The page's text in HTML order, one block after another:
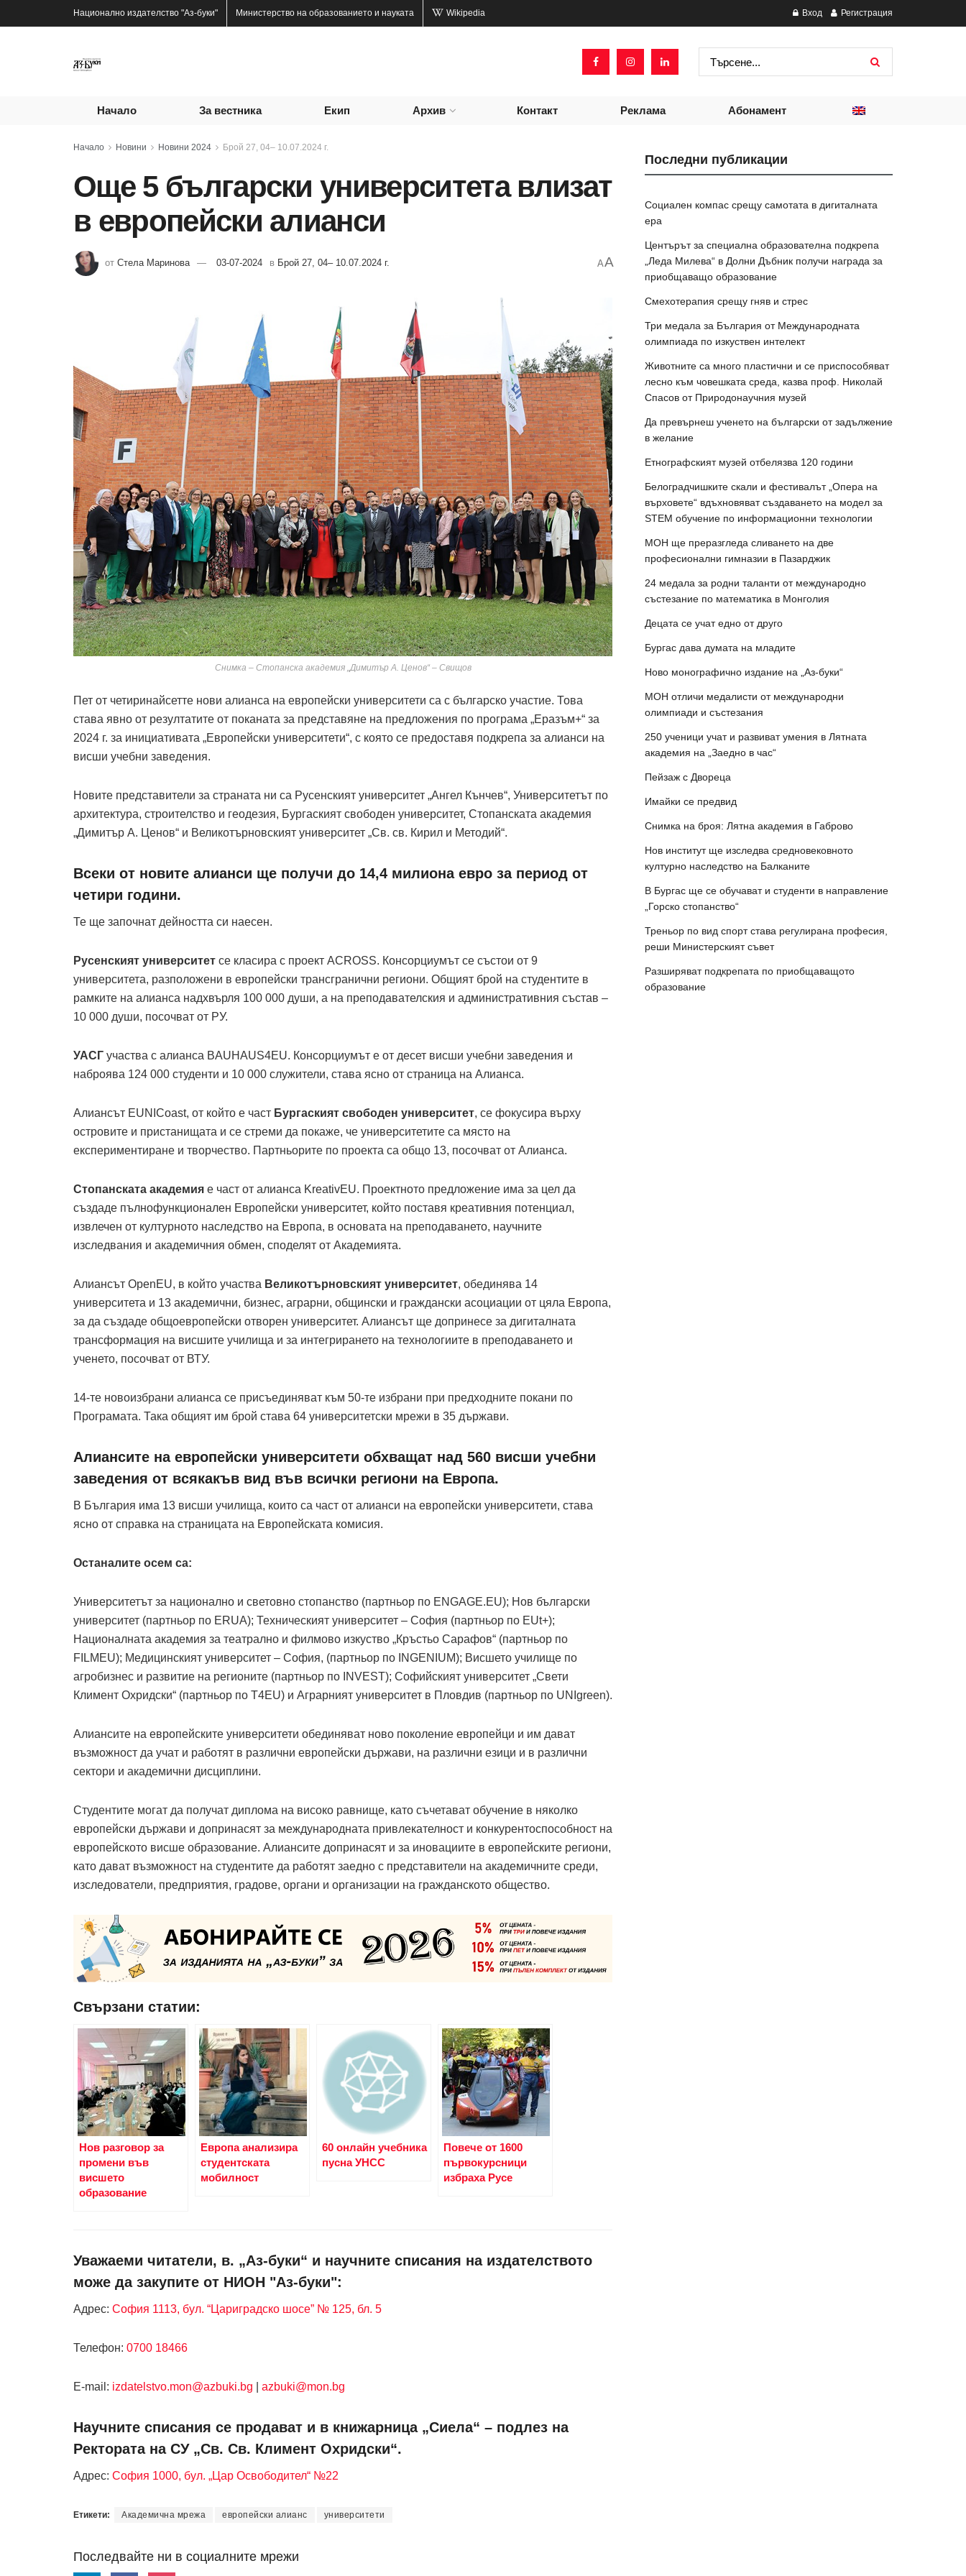
Национално издателство "Аз-буки" Министерство на образованието и науката Wikipedia Вход Регистрация
Начало За вестника Екип Архив Контакт Реклама Абонамент
Начало Новини Новини 2024 Брой 27, 04– 10.07.2024 г.
Още 5 български университета влизат
в европейски алианси
от Стела Маринова 03-07-2024 в Брой 27, 04– 10.07.2024 г. AA
Снимка – Стопанска академия „Димитър А. Ценов“ – Свищов
Пет от четиринайсетте нови алианса на европейски университети са с българско участие. Това
става явно от резултатите от поканата за представяне на предложения по програма „Еразъм+“ за
2024 г. за инициативата „Европейски университети“, с която се предоставя подкрепа за алианси на
висши учебни заведения.
Новите представители за страната ни са Русенският университет „Ангел Кънчев“, Университетът по
архитектура, строителство и геодезия, Бургаският свободен университет, Стопанската академия
„Димитър А. Ценов“ и Великотърновският университет „Св. св. Кирил и Методий“.
Всеки от новите алианси ще получи до 14,4 милиона евро за период от
четири години.
Те ще започнат дейността си наесен.
Русенският университет се класира с проект ACROSS. Консорциумът се състои от 9
университета, разположени в европейски трансгранични региони. Общият брой на студентите в
рамките на алианса надхвърля 100 000 души, а на преподавателския и административния състав –
10 000 души, посочват от РУ.
УАСГ участва с алианса BAUHAUS4EU. Консорциумът е от десет висши учебни заведения и
наброява 124 000 студенти и 10 000 служители, става ясно от страница на Алианса.
Алиансът EUNICoast, от който е част Бургаският свободен университет, се фокусира върху
островите и пристанищата и се стреми да покаже, че университетите са място на
експериментиране и творчество. Партньорите по проекта са общо 13, посочват от Алианса.
Стопанската академия е част от алианса KreativEU. Проектното предложение има за цел да
създаде пълнофункционален Европейски университет, който поставя креативния потенциал,
извлечен от културното наследство на Европа, в основата на преподаването, научните
изследвания и академичния обмен, споделят от Академията.
Алиансът OpenEU, в който участва Великотърновският университет, обединява 14
университета и 13 академични, бизнес, аграрни, общински и граждански асоциации от цяла Европа,
за да създаде общоевропейски отворен университет. Алиансът ще допринесе за дигиталната
трансформация на висшите училища и за интегрирането на технологиите в преподаването и
ученето, посочват от ВТУ.
14-те новоизбрани алианса се присъединяват към 50-те избрани при предходните покани по
Програмата. Така общият им брой става 64 университетски мрежи в 35 държави.
Алиансите на европейски университети обхващат над 560 висши учебни
заведения от всякакъв вид във всички региони на Европа.
В България има 13 висши училища, които са част от алианси на европейски университети, става
ясно от справка на страницата на Европейската комисия.
Останалите осем са:
Университетът за национално и световно стопанство (партньор по ENGAGE.EU); Нов български
университет (партньор по ERUA); Техническият университет – София (партньор по EUt+);
Националната академия за театрално и филмово изкуство „Кръстьо Сарафов“ (партньор по
FILMEU); Медицинският университет – София, (партньор по INGENIUM); Висшето училище по
агробизнес и развитие на регионите (партньор по INVEST); Софийският университет „Свети
Климент Охридски“ (партньор по T4EU) и Аграрният университет в Пловдив (партньор по UNIgreen).
Алиансите на европейските университети обединяват ново поколение европейци и им дават
възможност да учат и работят в различни европейски държави, на различни езици и в различни
сектори и академични дисциплини.
Студентите могат да получат диплома на високо равнище, като съчетават обучение в няколко
европейски държави и допринасят за международната привлекателност и конкурентоспособност на
европейското висше образование. Алиансите допринасят и за иновациите в европейските региони,
като дават възможност на студентите да работят заедно с представители на академичните среди,
изследователи, предприятия, градове, органи и организации на гражданското общество.
Свързани статии:
Нов разговор за
промени във
висшето
образование
Европа анализира
студентската
мобилност
60 онлайн учебника
пусна УНСС
Повече от 1600
първокурсници
избраха Русе
Уважаеми читатели, в. „Аз-буки“ и научните списания на издателството
може да закупите от НИОН "Аз-буки":
Адрес: София 1113, бул. “Цариградско шосе” № 125, бл. 5
Телефон: 0700 18466
Е-mail: izdatelstvo.mon@azbuki.bg azbuki@mon.bg
Научните списания се продават и в книжарница „Сиела“ – подлез на
Ректората на СУ „Св. Св. Климент Охридски“.
Адрес: София 1000, бул. „Цар Освободител“ №22
Етикети: Академична мрежа европейски алианс университети
Последвайте ни в социалните мрежи
Последни публикации
Социален компас срещу самотата в дигиталната
ера
Центърът за специална образователна подкрепа
„Леда Милева“ в Долни Дъбник получи награда за
приобщаващо образование
Смехотерапия срещу гняв и стрес
Три медала за България от Международната
олимпиада по изкуствен интелект
Животните са много пластични и се приспособяват
лесно към човешката среда, казва проф. Николай
Спасов от Природонаучния музей
Да превърнеш ученето на български от задължение
в желание
Етнографският музей отбелязва 120 години
Белоградчишките скали и фестивалът „Опера на
върховете“ вдъхновяват създаването на модел за
STEM обучение по информационни технологии
МОН ще преразгледа сливането на две
професионални гимназии в Пазарджик
24 медала за родни таланти от международно
състезание по математика в Монголия
Децата се учат едно от друго
Бургас дава думата на младите
Ново монографично издание на „Аз-буки“
МОН отличи медалисти от международни
олимпиади и състезания
250 ученици учат и развиват умения в Лятната
академия на „Заедно в час“
Пейзаж с Двореца
Имайки се предвид
Снимка на броя: Лятна академия в Габрово
Нов институт ще изследва средновековното
културно наследство на Балканите
В Бургас ще се обучават и студенти в направление
„Горско стопанство“
Треньор по вид спорт става регулирана професия,
реши Министерският съвет
Разширяват подкрепата по приобщаващото
образование